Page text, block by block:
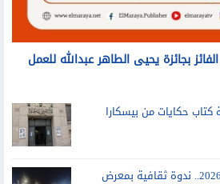
بجائزة يحيى الطاهر عبدالله للعمل
كتاب حكايات من بيسكارا